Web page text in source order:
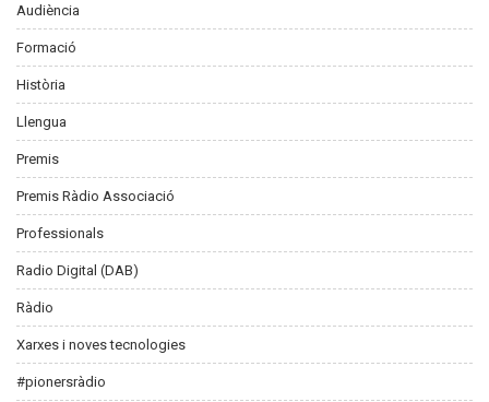
Audiència
Formació
Història
Llengua
Premis
Premis Ràdio Associació
Professionals
Radio Digital (DAB)
Ràdio
Xarxes i noves tecnologies
#pionersràdio